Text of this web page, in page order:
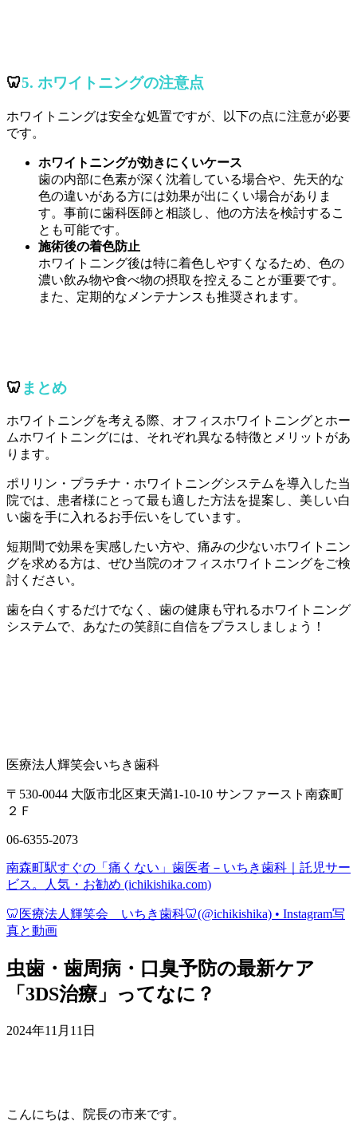
🦷5. ホワイトニングの注意点
ホワイトニングは安全な処置ですが、以下の点に注意が必要
です。
ホワイトニングが効きにくいケース
歯の内部に色素が深く沈着している場合や、先天的な
色の違いがある方には効果が出にくい場合がありま
す。事前に歯科医師と相談し、他の方法を検討するこ
とも可能です。
施術後の着色防止
ホワイトニング後は特に着色しやすくなるため、色の
濃い飲み物や食べ物の摂取を控えることが重要です。
また、定期的なメンテナンスも推奨されます。
🦷 まとめ
ホワイトニングを考える際、オフィスホワイトニングとホー
ムホワイトニングには、それぞれ異なる特徴とメリットがあ
ります。
ポリリン・プラチナ・ホワイトニングシステムを導入した当
院では、患者様にとって最も適した方法を提案し、美しい白
い歯を手に入れるお手伝いをしています。
短期間で効果を実感したい方や、痛みの少ないホワイトニン
グを求める方は、ぜひ当院のオフィスホワイトニングをご検
討ください。
歯を白くするだけでなく、歯の健康も守れるホワイトニング
システムで、あなたの笑顔に自信をプラスしましょう！
医療法人輝笑会いちき歯科
〒530-0044 大阪市北区東天満1-10-10 サンファースト南森町
２Ｆ
06-6355-2073
南森町駅すぐの「痛くない」歯医者－いちき歯科｜託児サー
ビス。人気・お勧め (ichikishika.com)
🦷医療法人輝笑会 いちき歯科🦷(@ichikishika) • Instagram写
真と動画
虫歯・歯周病・口臭予防の最新ケア
「3DS治療」ってなに？
2024年11月11日
こんにちは、院長の市来です。